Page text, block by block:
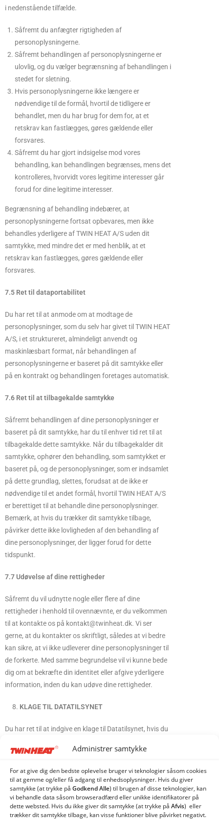
Administrer samtykke
For at give dig den bedste oplevelse bruger vi teknologier såsom cookies
til at gemme og/eller få adgang til enhedsoplysninger. Hvis du giver
samtykke (at trykke på Godkend Alle) til brugen af ​​disse teknologier, kan
vi behandle data såsom browseradfærd eller unikke identifikatorer på
dette websted. Hvis du ikke giver dit samtykke (at trykke på Afvis) eller
trækker dit samtykke tilbage, kan visse funktioner blive påvirket negativt.
i nedenstående tilfælde.
Såfremt du anfægter rigtigheden af
personoplysningerne.
Såfremt behandlingen af personoplysningerne er
ulovlig, og du vælger begrænsning af behandlingen i
stedet for sletning.
Hvis personoplysningerne ikke længere er
nødvendige til de formål, hvortil de tidligere er
behandlet, men du har brug for dem for, at et
retskrav kan fastlægges, gøres gældende eller
forsvares.
Såfremt du har gjort indsigelse mod vores
behandling, kan behandlingen begrænses, mens det
kontrolleres, hvorvidt vores legitime interesser går
forud for dine legitime interesser.
Begrænsning af behandling indebærer, at
personoplysningerne fortsat opbevares, men ikke
behandles yderligere af TWIN HEAT A/S uden dit
samtykke, med mindre det er med henblik, at et
retskrav kan fastlægges, gøres gældende eller
forsvares.
7.5 Ret til dataportabilitet
Du har ret til at anmode om at modtage de
personoplysninger, som du selv har givet til TWIN HEAT
A/S, i et struktureret, almindeligt anvendt og
maskinlæsbart format, når behandlingen af
personoplysningerne er baseret på dit samtykke eller
på en kontrakt og behandlingen foretages automatisk.
7.6 Ret til at tilbagekalde samtykke
Såfremt behandlingen af dine personoplysninger er
baseret på dit samtykke, har du til enhver tid ret til at
tilbagekalde dette samtykke. Når du tilbagekalder dit
samtykke, ophører den behandling, som samtykket er
baseret på, og de personoplysninger, som er indsamlet
på dette grundlag, slettes, forudsat at de ikke er
nødvendige til et andet formål, hvortil TWIN HEAT A/S
er berettiget til at behandle dine personoplysninger.
Bemærk, at hvis du trækker dit samtykke tilbage,
påvirker dette ikke lovligheden af den behandling af
dine personoplysninger, der ligger forud for dette
tidspunkt.
7.7 Udøvelse af dine rettigheder
Såfremt du vil udnytte nogle eller flere af dine
rettigheder i henhold til ovennævnte, er du velkommen
til at kontakte os på kontakt@twinheat.dk. Vi ser
gerne, at du kontakter os skriftligt, således at vi bedre
kan sikre, at vi ikke udleverer dine personoplysninger til
de forkerte. Med samme begrundelse vil vi kunne bede
dig om at bekræfte din identitet eller afgive yderligere
information, inden du kan udøve dine rettigheder.
8. KLAGE TIL DATATILSYNET
Du har ret til at indgive en klage til Datatilsynet, hvis du
personoplysninger på. Du finder Datatilsynets
Kontaktoplysninger:
Carl Jacobsens Vej 35